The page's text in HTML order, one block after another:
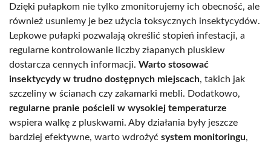
Dzięki pułapkom nie tylko zmonitorujemy ich obecność, ale
również usuniemy je bez użycia toksycznych insektycydów.
Lepkowe pułapki pozwalają określić stopień infestacji, a
regularne kontrolowanie liczby złapanych pluskiew
dostarcza cennych informacji. Warto stosować
insektycydy w trudno dostępnych miejscach, takich jak
szczeliny w ścianach czy zakamarki mebli. Dodatkowo,
regularne pranie pościeli w wysokiej temperaturze
wspiera walkę z pluskwami. Aby działania były jeszcze
bardziej efektywne, warto wdrożyć system monitoringu,